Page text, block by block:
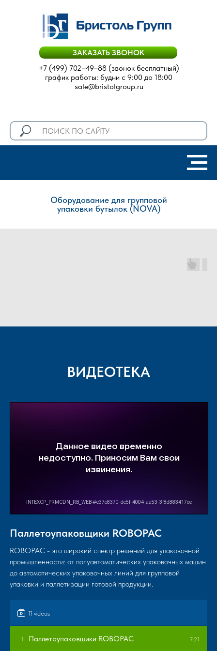
+7 (499) 702–49–88(звонок бесплатный)
график работы: будни с 9:00 до 18:00
sale@bristolgroup.ru
ЗАКАЗАТЬ ЗВОНОК
Оборудование для групповой
упаковки бутылок (NOVA)
ВИДЕОТЕКА
11 videos
1 Паллетоупаковщики ROBOPAC 7:21
Паллетоупаковщики ROBOPAC
ROBOPAC - это широкий спектр решений для упаковочной
промышленности: от полуавтоматических упаковочных машин
до автоматических упаковочных линий для групповой
упаковки и паллетизации готовой продукции.